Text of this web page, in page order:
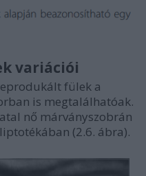
variációi
fülek a
is megtalálhatóak.
nő márványszobrán
(2.6. ábra).